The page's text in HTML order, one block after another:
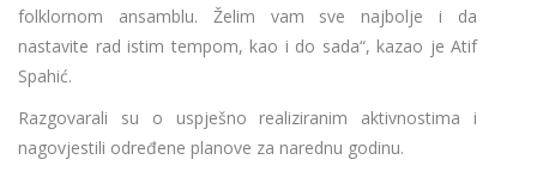
folklornom ansamblu. Želim vam sve najbolje i da
nastavite rad istim tempom, kao i do sada“, kazao je Atif
Spahić.
Razgovarali su o uspješno realiziranim aktivnostima i
nagovjestili određene planove za narednu godinu.